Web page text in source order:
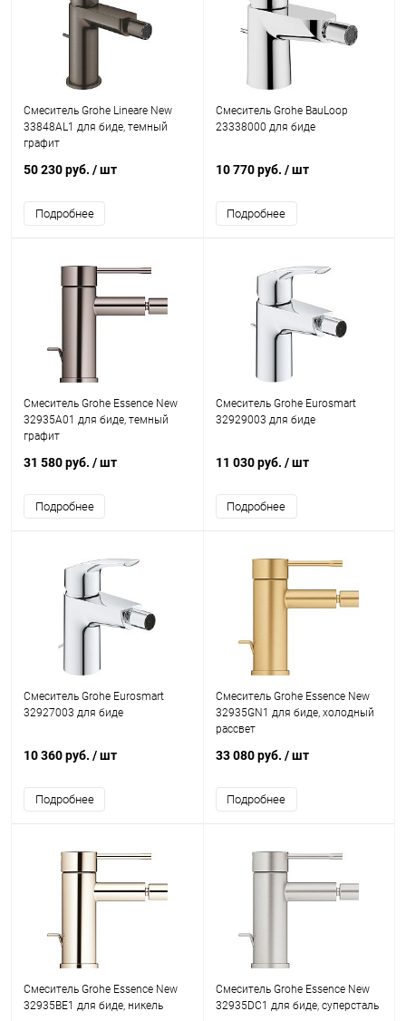
Смеситель Grohe Lineare New
33848AL1 для биде, темный
графит
50 230 руб. / шт
Подробнее
Смеситель Grohe BauLoop
23338000 для биде
10 770 руб. / шт
Подробнее
Смеситель Grohe Essence New
32935A01 для биде, темный
графит
31 580 руб. / шт
Подробнее
Смеситель Grohe Eurosmart
32929003 для биде
11 030 руб. / шт
Подробнее
Смеситель Grohe Eurosmart
32927003 для биде
10 360 руб. / шт
Подробнее
Смеситель Grohe Essence New
32935GN1 для биде, холодный
рассвет
33 080 руб. / шт
Подробнее
Смеситель Grohe Essence New
32935BE1 для биде, никель
Смеситель Grohe Essence New
32935DC1 для биде, суперсталь